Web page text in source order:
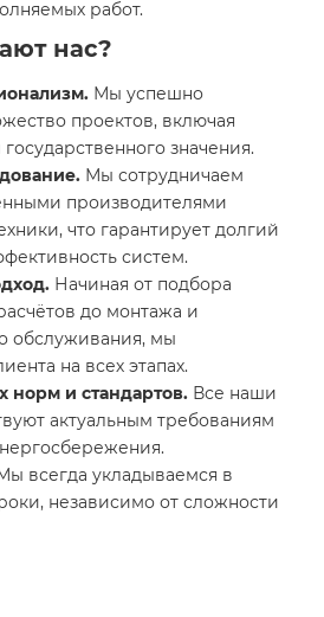
работ.
нас?
Мы успешно
проектов, включая
значения.
Мы сотрудничаем
производителями
что гарантирует долгий
систем.
Начиная от подбора
до монтажа и
обслуживания, мы
на всех этапах.
норм и стандартов. Все наши
актуальным требованиям
всегда укладываемся в
независимо от сложности